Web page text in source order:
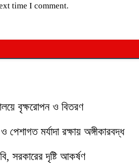
time I comment.
বৃক্ষরোপন ও বিতরণ
পেশাগত মর্যাদা রক্ষায় অঙ্গীকারবদ্ধ
সরকারের দৃষ্টি আকর্ষণ